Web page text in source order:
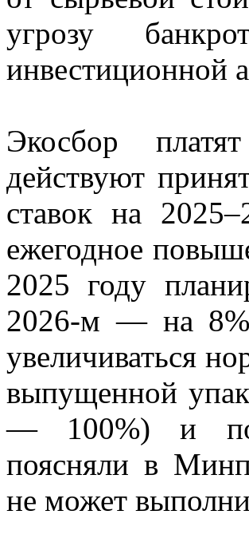
угрозу
инвестиционной
Экосбор
действуют
ставок на
ежегодное
2025 году
2026-м — на
увеличиваться
выпущенной
— 100%) и
поясняли в
не может